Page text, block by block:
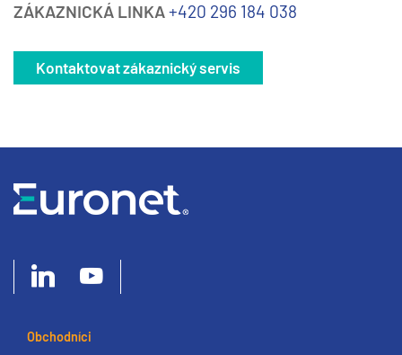
ZÁKAZNICKÁ LINKA+420 296 184 038
Kontaktovat zákaznický servis
Obchodníci